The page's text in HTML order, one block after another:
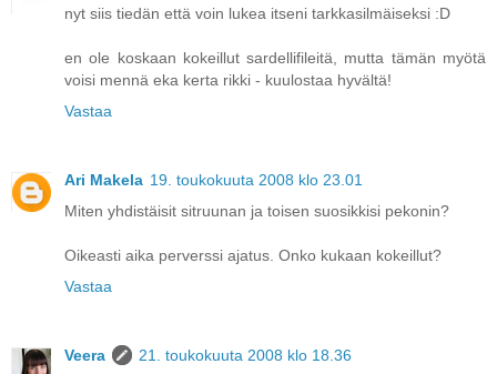
nyt siis tiedän että voin lukea itseni tarkkasilmäiseksi :D
en ole koskaan kokeillut sardellifileitä, mutta tämän myötä
voisi mennä eka kerta rikki - kuulostaa hyvältä!
Vastaa
Ari Makela 19. toukokuuta 2008 klo 23.01
Miten yhdistäisit sitruunan ja toisen suosikkisi pekonin?
Oikeasti aika perverssi ajatus. Onko kukaan kokeillut?
Vastaa
Veera
21. toukokuuta 2008 klo 18.36